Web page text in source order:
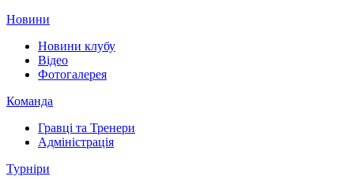
Новини
Новини клубу
Відео
Фотогалерея
Команда
Гравці та Тренери
Адміністрація
Турніри